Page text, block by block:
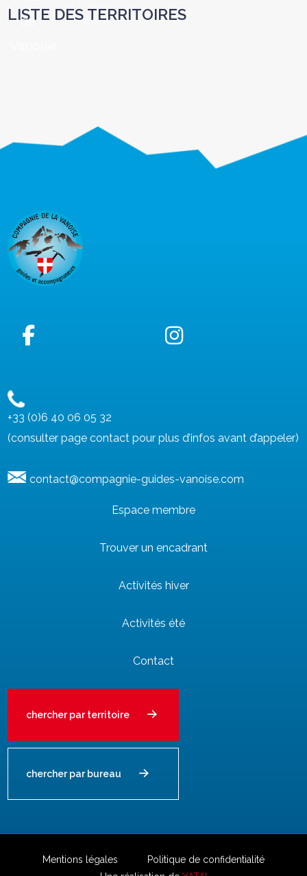
LISTE DES TERRITOIRES
de
+33 (0)6 40 06 05 32
(consulter page contact pour plus d’infos avant d’appeler)
contact@compagnie-guides-vanoise.com
Espace membre
Trouver un encadrant
Activités hiver
Activités été
Contact
chercher par territoire
chercher par bureau
Mentions légales
Politique de confidentialité